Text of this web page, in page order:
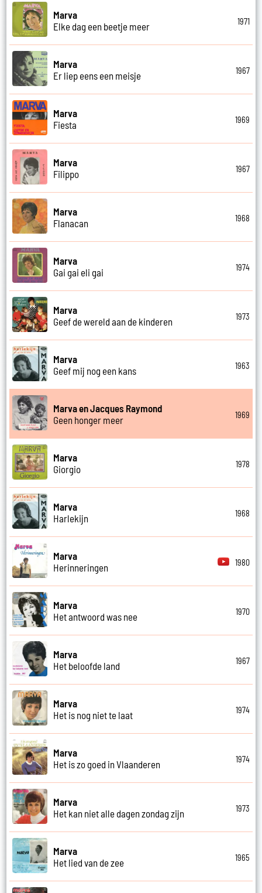
Marva
Elke dag een beetje meer
1971
Marva
Er liep eens een meisje
1967
Marva
Fiesta
1969
Marva
Filippo
1967
Marva
Flanacan
1968
Marva
Gai gai eli gai
1974
Marva
Geef de wereld aan de kinderen
1973
Marva
Geef mij nog een kans
1963
Marva en Jacques Raymond
Geen honger meer
1969
Marva
Giorgio
1978
Marva
Harlekijn
1968
Marva
Herinneringen
1980
Marva
Het antwoord was nee
1970
Marva
Het beloofde land
1967
Marva
Het is nog niet te laat
1974
Marva
Het is zo goed in Vlaanderen
1974
Marva
Het kan niet alle dagen zondag zijn
1973
Marva
Het lied van de zee
1965